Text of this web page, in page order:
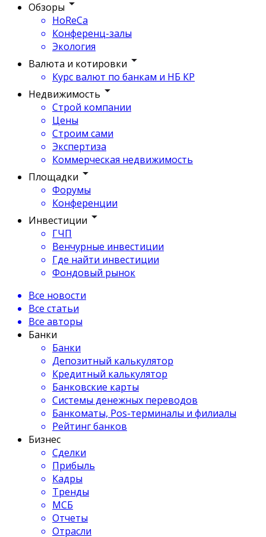
Обзоры
HoReCa
Конференц-залы
Экология
Валюта и котировки
Курс валют по банкам и НБ КР
Недвижимость
Строй компании
Цены
Строим сами
Экспертиза
Коммерческая недвижимость
Площадки
Форумы
Конференции
Инвестиции
ГЧП
Венчурные инвестиции
Где найти инвестиции
Фондовый рынок
Все новости
Все статьи
Все авторы
Банки
Банки
Депозитный калькулятор
Кредитный калькулятор
Банковские карты
Системы денежных переводов
Банкоматы, Pos-терминалы и филиалы
Рейтинг банков
Бизнес
Сделки
Прибыль
Кадры
Тренды
МСБ
Отчеты
Отрасли